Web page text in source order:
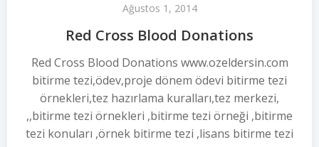
Ağustos 1, 2014
Red Cross Blood Donations
Red Cross Blood Donations www.ozeldersin.com
bitirme tezi,ödev,proje dönem ödevi bitirme tezi
örnekleri,tez hazırlama kuralları,tez merkezi,
,,bitirme tezi örnekleri ,bitirme tezi örneği ,bitirme
tezi konuları ,örnek bitirme tezi ,lisans bitirme tezi